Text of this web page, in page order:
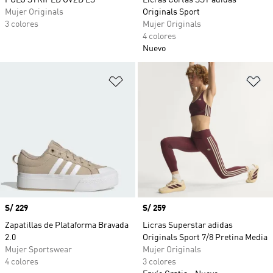
Mujer Originals
3 colores
Originals Sport
Mujer Originals
4 colores
Nuevo
Añadir a la lista de deseos
Precio
S/ 229
Zapatillas de Plataforma Bravada
2.0
Mujer Sportswear
4 colores
Precio
S/ 259
Licras Superstar adidas
Originals Sport 7/8 Pretina Media
Mujer Originals
3 colores